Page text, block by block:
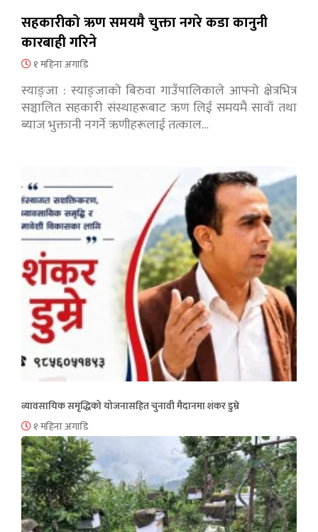
सहकारीको ऋण समयमै चुक्ता नगरे कडा कानुनी
कारबाही गरिने
१ महिना अगाडि
स्याङ्जा : स्याङ्जाको बिरुवा गाउँपालिकाले आफ्नो क्षेत्रभित्र
सञ्चालित सहकारी संस्थाहरूबाट ऋण लिई समयमै सावाँ तथा
ब्याज भुक्तानी नगर्ने ऋणीहरूलाई तत्काल…
व्यावसायिक समृद्धिको योजनासहित चुनावी मैदानमा शंकर डुम्रे
१ महिना अगाडि